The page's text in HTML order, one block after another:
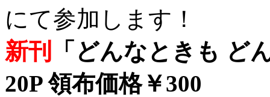
にて参加します！
新刊
「どんなときも ど
20P 領布価格￥300